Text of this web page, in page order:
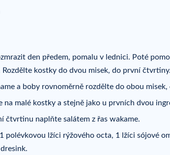
den předem, pomalu v lednici. Poté
Rozdělte kostky do dvou misek, do první čtvrtiny.
a boby rovnoměrně rozdělte do obou
na malé kostky a stejně jako u prvních dvou
čtvrtinu naplňte salátem z řas wakame.
polévkovou lžíci rýžového octa, 1 lžíci sójové